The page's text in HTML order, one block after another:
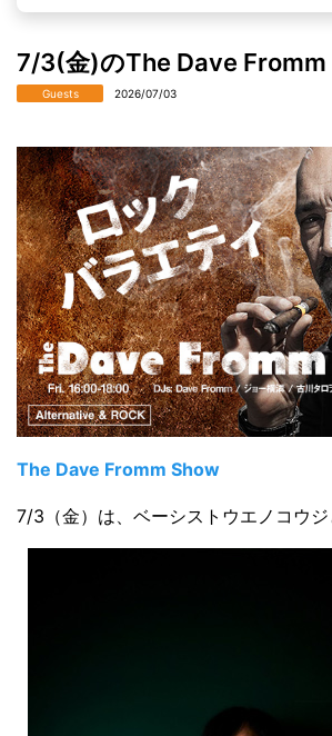
7/3(金)のThe Dave Fromm
Guests 2026/07/03
The Dave Fromm Show
7/3（金）は、ベーシストウエノコウジ